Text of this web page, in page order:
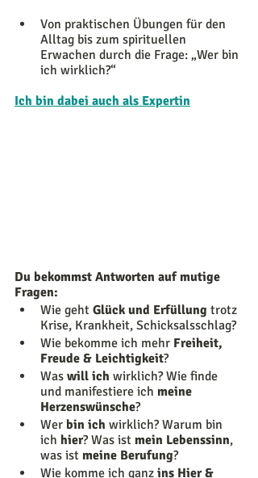
Von praktischen Übungen für den
Alltag bis zum spirituellen
Erwachen durch die Frage: „Wer bin
ich wirklich?“
Ich bin dabei auch als Expertin
Du bekommst Antworten auf mutige
Fragen:
Wie geht Glück und Erfüllung trotz
Krise, Krankheit, Schicksalsschlag?
Wie bekomme ich mehr Freiheit,
Freude & Leichtigkeit?
Was will ich wirklich? Wie finde
und manifestiere ich meine
Herzenswünsche?
Wer bin ich wirklich? Warum bin
ich hier? Was ist mein Lebenssinn,
was ist meine Berufung?
Wie komme ich ganz ins Hier &